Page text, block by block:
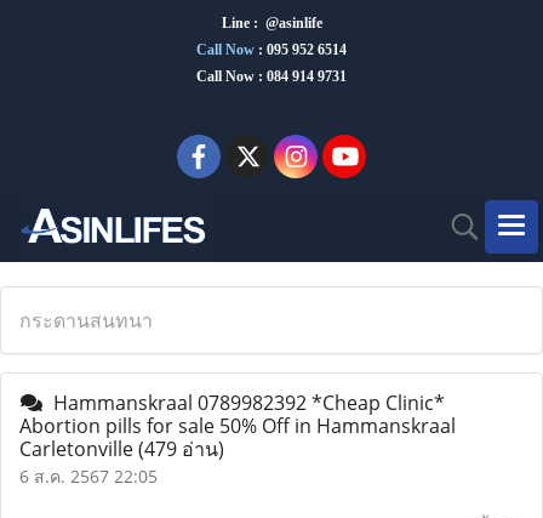
Line : @asinlife
Call Now : 095 952 6514
Call Now : 084 914 9731
กระดานสนทนา
Hammanskraal 0789982392 *Cheap Clinic*
Abortion pills for sale 50% Off in Hammanskraal
Carletonville(479 อ่าน)
6 ส.ค. 2567 22:05